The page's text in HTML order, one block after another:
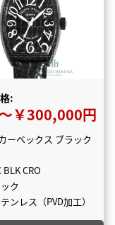
:
〜￥300,000円
ーベックス ブラック
BLK CRO
ク
ンレス（PVD加工）